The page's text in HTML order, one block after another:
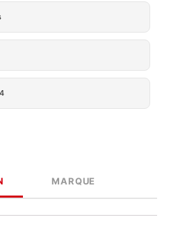
MARQUE